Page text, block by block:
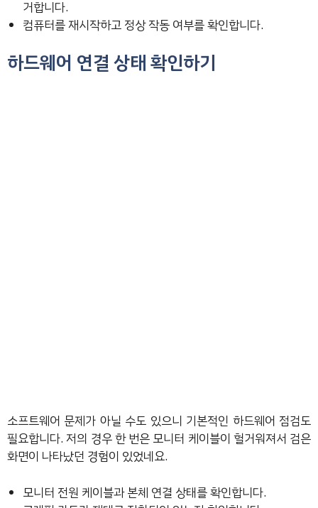
거합니다.
컴퓨터를 재시작하고 정상 작동 여부를 확인합니다.
하드웨어 연결 상태 확인하기
소프트웨어 문제가 아닐 수도 있으니 기본적인 하드웨어 점검도
필요합니다. 저의 경우 한 번은 모니터 케이블이 헐거워져서 검은
화면이 나타났던 경험이 있었네요.
모니터 전원 케이블과 본체 연결 상태를 확인합니다.